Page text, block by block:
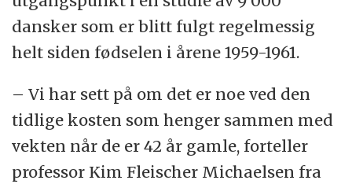
dansker som er blitt fulgt regelmessig
helt siden fødselen i årene 1959-1961.
– Vi har sett på om det er noe ved den
tidlige kosten som henger sammen med
vekten når de er 42 år gamle, forteller
professor Kim Fleischer Michaelsen fra